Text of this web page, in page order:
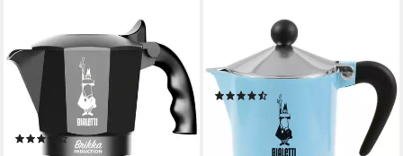
BIALETTI
Espressokocher,
spülmaschinenfester
Wasserkessel, 2-Schicht-
Edelstahl, für 4 Tassen
(4)
Espressokocher, 0,06l
Kaffeekanne, Aluminium
(28)
ab 22,90 € UVP
lieferbar - in 3-4 Werktagen bei dir